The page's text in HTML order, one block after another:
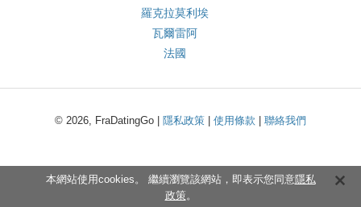
羅克拉莫利埃
瓦爾雷阿
法國
© 2026, FraDatingGo | 隱私政策 使用條款 聯絡我們
本網站使用cookies。 繼續瀏覽該網站，即表示您同意隱私
政策。